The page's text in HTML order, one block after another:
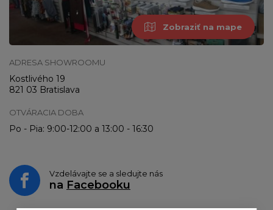
Zobraziť na mape
ADRESA SHOWROOMU
Kostlivého 19
821 03 Bratislava
OTVÁRACIA DOBA
Po - Pia: 9:00-12:00 a 13:00 - 16:30
Vzdelávajte se a sledujte nás
na Facebooku